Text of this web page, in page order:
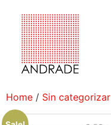
Home / Sin categorizar